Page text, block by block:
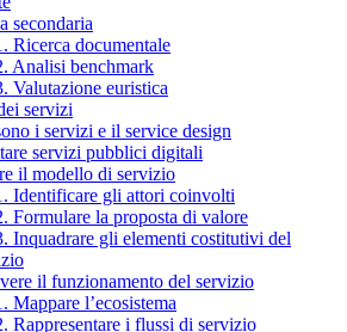
secondaria
Ricerca documentale
Analisi benchmark
Valutazione euristica
servizi
i servizi e il service design
servizi pubblici digitali
il modello di servizio
Identificare gli attori coinvolti
Formulare la proposta di valore
Inquadrare gli elementi costitutivi del
il funzionamento del servizio
Mappare l’ecosistema
Rappresentare i flussi di servizio